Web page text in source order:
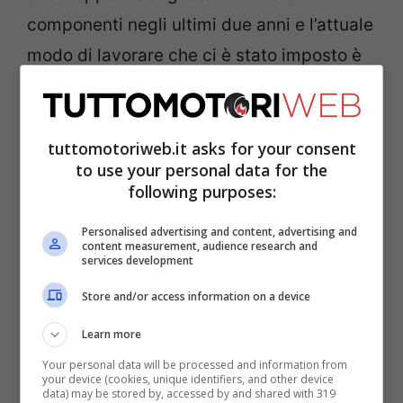
componenti negli ultimi due anni e l’attuale
modo di lavorare che ci è stato imposto è
conoscevamo in precedenza. Ora la
maggior parte delle persone lavora con noi
attraverso il computer piuttosto che con
noi personalmente. Non è un modo facile
di lavorare, ma noi di Ducati Corse ora
siamo più preparati ad affrontare questo
problema”.
LEGGI ANCHE -> Marc Marquez fa
progressi: l’ultimo aggiornamento
tuttomotoriweb.it asks for your consent
to use your personal data for the
following purposes:
Personalised advertising and content, advertising and
content measurement, audience research and
services development
Store and/or access information on a device
Learn more
Your personal data will be processed and information from
your device (cookies, unique identifiers, and other device
data) may be stored by, accessed by and shared with 319